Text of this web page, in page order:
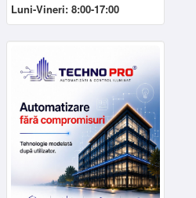
Luni-Vineri: 8:00-17:00